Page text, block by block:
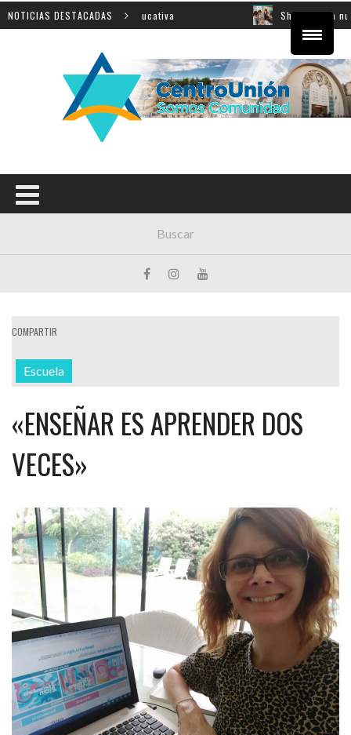
NOTICIAS DESTACADAS
innovación educativa Shahak: una nueva
COMPARTIR
Escuela
«ENSEÑAR ES APRENDER DOS
VECES»